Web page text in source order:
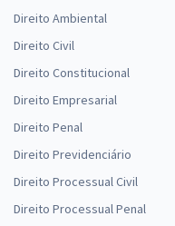
Direito Ambiental
Direito Civil
Direito Constitucional
Direito Empresarial
Direito Penal
Direito Previdenciário
Direito Processual Civil
Direito Processual Penal